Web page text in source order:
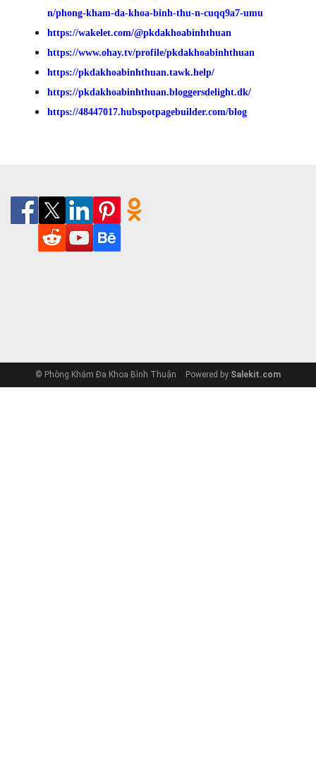
n/phong-kham-da-khoa-binh-thu-n-cuqq9a7-umu
https://wakelet.com/@pkdakhoabinhthuan
https://www.ohay.tv/profile/pkdakhoabinhthuan
https://pkdakhoabinhthuan.tawk.help/
https://pkdakhoabinhthuan.bloggersdelight.dk/
https://48447017.hubspotpagebuilder.com/blog
© Phòng Khám Đa Khoa Bình Thuận Powered by Salekit.com